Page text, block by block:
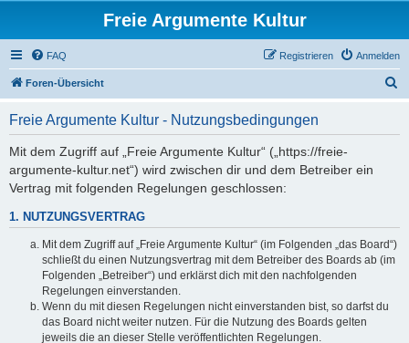
Freie Argumente Kultur
FAQ Anmelden
Registrieren
Foren-Übersicht
Freie Argumente Kultur - Nutzungsbedingungen
Mit dem Zugriff auf „Freie Argumente Kultur“ („https://freie-
argumente-kultur.net“) wird zwischen dir und dem Betreiber ein
Vertrag mit folgenden Regelungen geschlossen:
1. NUTZUNGSVERTRAG
Mit dem Zugriff auf „Freie Argumente Kultur“ (im Folgenden „das Board“)
schließt du einen Nutzungsvertrag mit dem Betreiber des Boards ab (im
Folgenden „Betreiber“) und erklärst dich mit den nachfolgenden
Regelungen einverstanden.
Wenn du mit diesen Regelungen nicht einverstanden bist, so darfst du
das Board nicht weiter nutzen. Für die Nutzung des Boards gelten
jeweils die an dieser Stelle veröffentlichten Regelungen.